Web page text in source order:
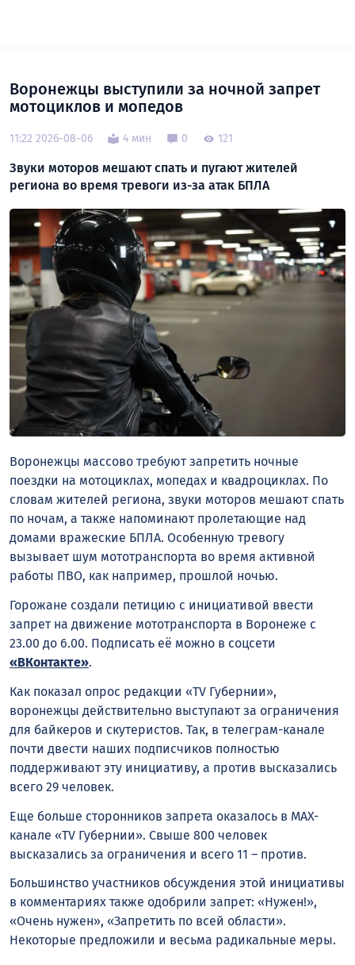
Воронежцы выступили за ночной запрет
мотоциклов и мопедов
11:22 2026-08-06 4 мин 0 121
Звуки моторов мешают спать и пугают жителей
региона во время тревоги из-за атак БПЛА
Воронежцы массово требуют запретить ночные
поездки на мотоциклах, мопедах и квадроциклах. По
словам жителей региона, звуки моторов мешают спать
по ночам, а также напоминают пролетающие над
домами вражеские БПЛА. Особенную тревогу
вызывает шум мототранспорта во время активной
работы ПВО, как например, прошлой ночью.
Горожане создали петицию с инициативой ввести
запрет на движение мототранспорта в Воронеже с
23.00 до 6.00. Подписать её можно в соцсети
«ВКонтакте».
Как показал опрос редакции «TV Губернии»,
воронежцы действительно выступают за ограничения
для байкеров и скутеристов. Так, в телеграм-канале
почти двести наших подписчиков полностью
поддерживают эту инициативу, а против высказались
всего 29 человек.
Еще больше сторонников запрета оказалось в MAX-
канале «TV Губернии». Свыше 800 человек
высказались за ограничения и всего 11 – против.
Большинство участников обсуждения этой инициативы
в комментариях также одобрили запрет: «Нужен!»,
«Очень нужен», «Запретить по всей области».
Некоторые предложили и весьма радикальные меры.